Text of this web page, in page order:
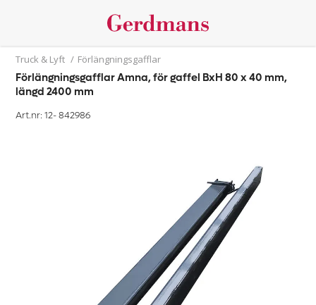
Truck & Lyft / Förlängningsgafflar
Förlängningsgafflar Amna, för gaffel BxH 80 x 40 mm,
längd 2400 mm
Art.nr: 12-842986